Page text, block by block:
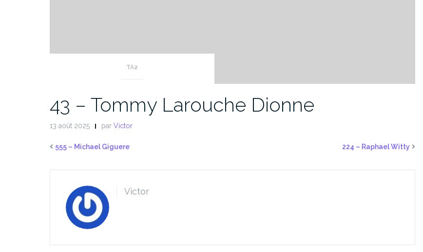
TA2
43 – Tommy Larouche Dionne
13 août 2025 par Victor
555 – Michael Giguere 224 – Raphael Witty
Victor